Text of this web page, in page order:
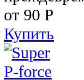
от 90 Р
Купить